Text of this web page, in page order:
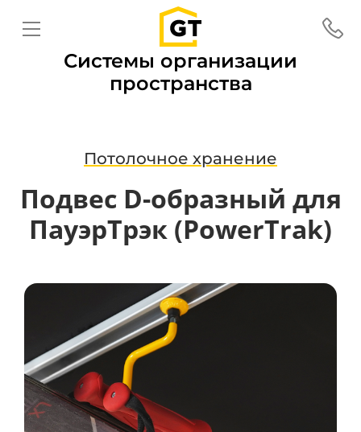
Системы организации
пространства
Потолочное хранение
Подвес D-образный для
ПауэрТрэк (PowerTrak)